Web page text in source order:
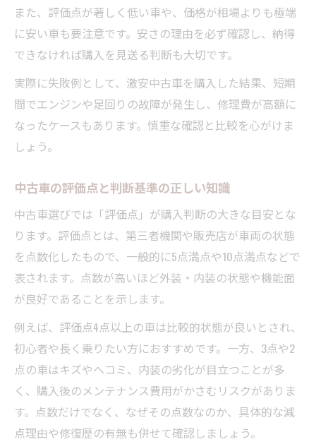
また、評価点が著しく低い車や、価格が相場よりも極端
に安い車も要注意です。安さの理由を必ず確認し、納得
できなければ購入を見送る判断も大切です。
実際に失敗例として、激安中古車を購入した結果、短期
間でエンジンや足回りの故障が発生し、修理費が高額に
なったケースもあります。慎重な確認と比較を心がけま
しょう。
中古車の評価点と判断基準の正しい知識
中古車選びでは「評価点」が購入判断の大きな目安とな
ります。評価点とは、第三者機関や販売店が車両の状態
を点数化したもので、一般的に5点満点や10点満点などで
表されます。点数が高いほど外装・内装の状態や機能面
が良好であることを示します。
例えば、評価点4点以上の車は比較的状態が良いとされ、
初心者や長く乗りたい方におすすめです。一方、3点や2
点の車はキズやヘコミ、内装の劣化が目立つことが多
く、購入後のメンテナンス費用がかさむリスクがありま
す。点数だけでなく、なぜその点数なのか、具体的な減
点理由や修復歴の有無も併せて確認しましょう。